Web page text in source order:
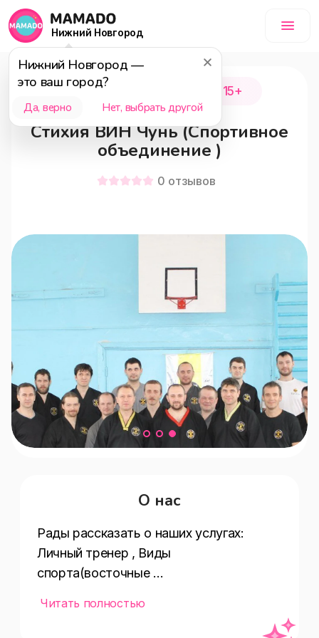
Нижний Новгород
Нижний Новгород —
это ваш город?
Да, верно Нет, выбрать другой
Нижний Новгород 15+
Стихия ВИН Чунь (Спортивное
объединение )
0 отзывов
О нас
Рады рассказать о наших услугах:
Личный тренер , Виды
спорта(восточные
фу) , Залы(зал восточных единоборств)
Читать полностью